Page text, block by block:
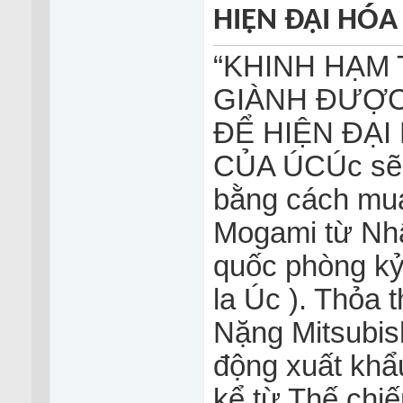
HIỆN ĐẠI
“KHINH HẠM
GIÀNH
ĐỂ HIỆN ĐẠI
CỦA ÚCÚc
bằng cách
Mogami từ
quốc phòng
la Úc ). Thỏa
Nặng
động xuất